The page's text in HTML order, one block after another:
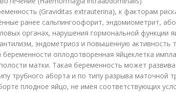
(Graviditas extrauterina), к факторам
ранее сальпингоофорит, эндомиометрит,
органах, нарушения гормональной функции
эндометриоз и повышенную активность
оплодотворенная яйцеклетка
матки. Такая беременность может
трубного аборта и по типу разрыва маточной
плодное яйцо, не имея соответствующих